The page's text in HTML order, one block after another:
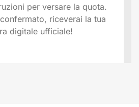
per versare la quota.
riceverai la tua
digitale ufficiale!